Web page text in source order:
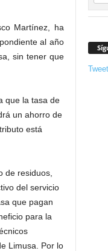
Martínez, ha
al año
sin tener que
que la tasa de
un ahorro de
está
de residuos,
del servicio
que pagan
para la
Limusa. Por lo